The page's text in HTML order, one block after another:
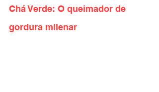
Chá Verde: O queimador de
gordura milenar